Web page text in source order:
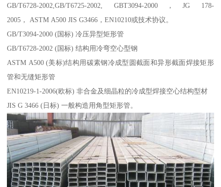
GB/T6728-2002,GB/T6725-2002, GBT3094-2000，JG 178-
2005， ASTM A500 JIS G3466，EN10210或技术协议。
GB/T3094-2000 (国标) 冷压异型矩形管
GB/T6728-2002 (国标) 结构用冷弯空心型钢
ASTM A500 (美标)结构用碳素钢冷成型圆截面和异形截面焊接矩形
管和无缝矩形管
EN10219-1-2006(欧标) 非合金及细晶粒的冷成型焊接空心结构型材
JIS G 3466 (日标) 一般构造用角型矩形管。